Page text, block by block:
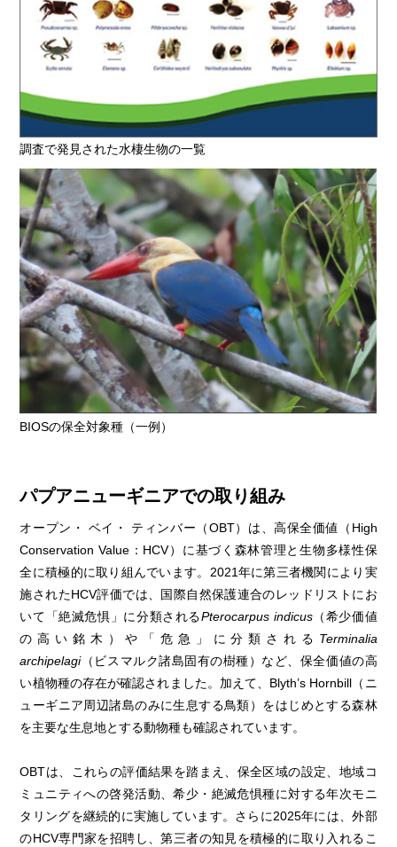
調査で発見された水棲生物の一覧
BIOSの保全対象種（一例）
パプアニューギニアでの取り組み
オープン・ ベイ・ ティンバー（OBT）は、高保全価値（High
Conservation Value：HCV）に基づく森林管理と生物多様性保
全に積極的に取り組んでいます。2021年に第三者機関により実
施されたHCV評価では、国際自然保護連合のレッドリストにお
いて「絶滅危惧」に分類されるPterocarpus indicus（希少価値
の高い銘木）や「危急」に分類される Terminalia
archipelagi（ビスマルク諸島固有の樹種）など、保全価値の高
い植物種の存在が確認されました。加えて、Blyth’s Hornbill（ニ
ューギニア周辺諸島のみに生息する鳥類）をはじめとする森林
を主要な生息地とする動物種も確認されています。
OBTは、これらの評価結果を踏まえ、保全区域の設定、地域コ
ミュニティへの啓発活動、希少・絶滅危惧種に対する年次モニ
タリングを継続的に実施しています。さらに2025年には、外部
のHCV専門家を招聘し、第三者の知見を積極的に取り入れるこ